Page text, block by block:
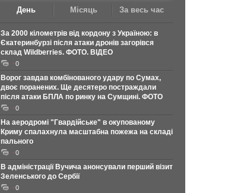
День Місяць За весь час
За 2000 кілометрів від кордону з Україною: в
Єкатеринбурзі після атаки дронів загорівся
склад Wildberries. ФОТО. ВІДЕО
0
Ворог завдав комбінованого удару по Сумах,
двоє поранених. Ще десятеро постраждали
після атаки БПЛА по ринку на Сумщині. ФОТО
0
На аеродромі "Гвардійське" в окупованому
Криму спалахнула масштабна пожежа на складі
пального
0
В адміністрації Вучича анонсували перший візит
Зеленського до Сербії
0